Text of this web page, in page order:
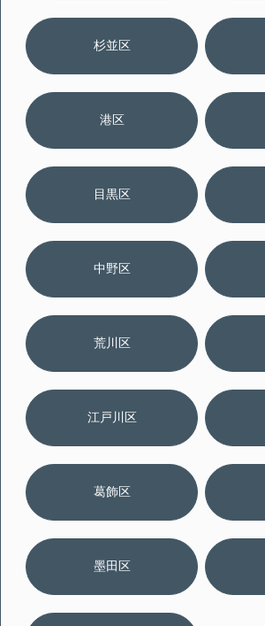
杉並区
港区
目黒区
中野区
荒川区
江戸川区
葛飾区
墨田区